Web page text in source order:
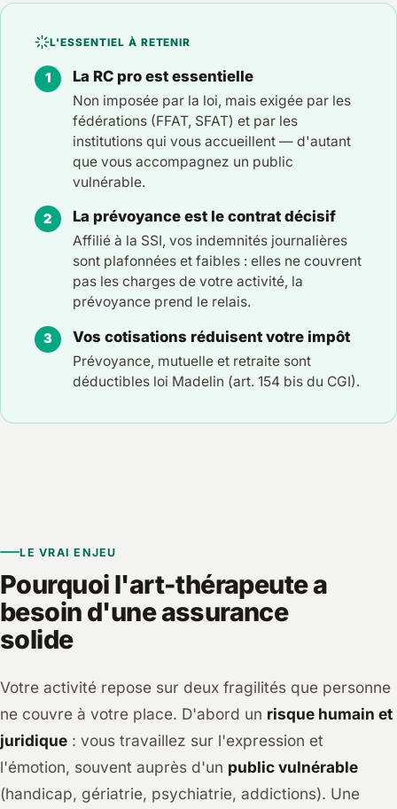
L'ESSENTIEL À RETENIR
La RC pro est essentielle
Non imposée par la loi, mais exigée par les
fédérations (FFAT, SFAT) et par les
institutions qui vous accueillent — d'autant
que vous accompagnez un public
vulnérable.
La prévoyance est le contrat décisif
Affilié à la SSI, vos indemnités journalières
sont plafonnées et faibles : elles ne couvrent
pas les charges de votre activité, la
prévoyance prend le relais.
Vos cotisations réduisent votre impôt
Prévoyance, mutuelle et retraite sont
déductibles loi Madelin (art. 154 bis du CGI).
LE VRAI ENJEU
Pourquoi l'art-thérapeute a
besoin d'une assurance
solide
Votre activité repose sur deux fragilités que personne
ne couvre à votre place. D'abord un risque humain et
juridique : vous travaillez sur l'expression et
l'émotion, souvent auprès d'un public vulnérable
(handicap, gériatrie, psychiatrie, addictions). Une